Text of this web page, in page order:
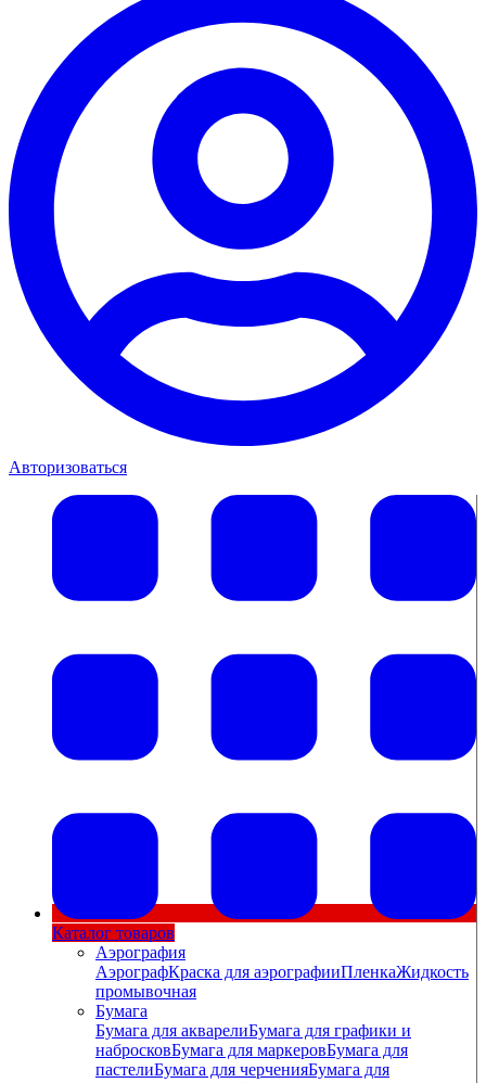
Авторизоваться
Каталог товаров
Аэрография
АэрографКраска для аэрографииПленкаЖидкость
промывочная
Бумага
Бумага для акварелиБумага для графики и
набросковБумага для маркеровБумага для
пастелиБумага для черченияБумага для